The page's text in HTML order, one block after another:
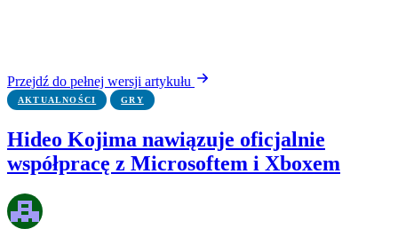
Przejdź do pełnej wersji artykułu
AKTUALNOŚCI GRY
Hideo Kojima nawiązuje oficjalnie
współpracę z Microsoftem i Xboxem